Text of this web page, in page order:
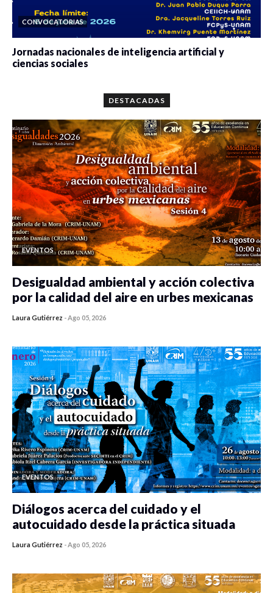
CONVOCATORIAS
Jornadas nacionales de inteligencia artificial y
ciencias sociales
DESTACADAS
EVENTOS
Desigualdad ambiental y acción colectiva
por la calidad del aire en urbes mexicanas
Laura Gutiérrez -Ago 05, 2026
EVENTOS
Diálogos acerca del cuidado y el
autocuidado desde la práctica situada
Laura Gutiérrez -Ago 05, 2026